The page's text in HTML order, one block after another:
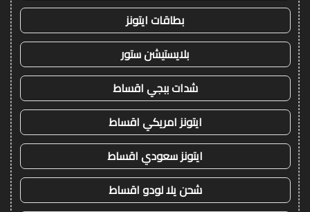
بطاقات ايتونز
بلايستيشن ستور
شدات ببجي اقساط
ايتونز امريكي اقساط
ايتونز سعودي اقساط
شحن يلا لودو اقساط